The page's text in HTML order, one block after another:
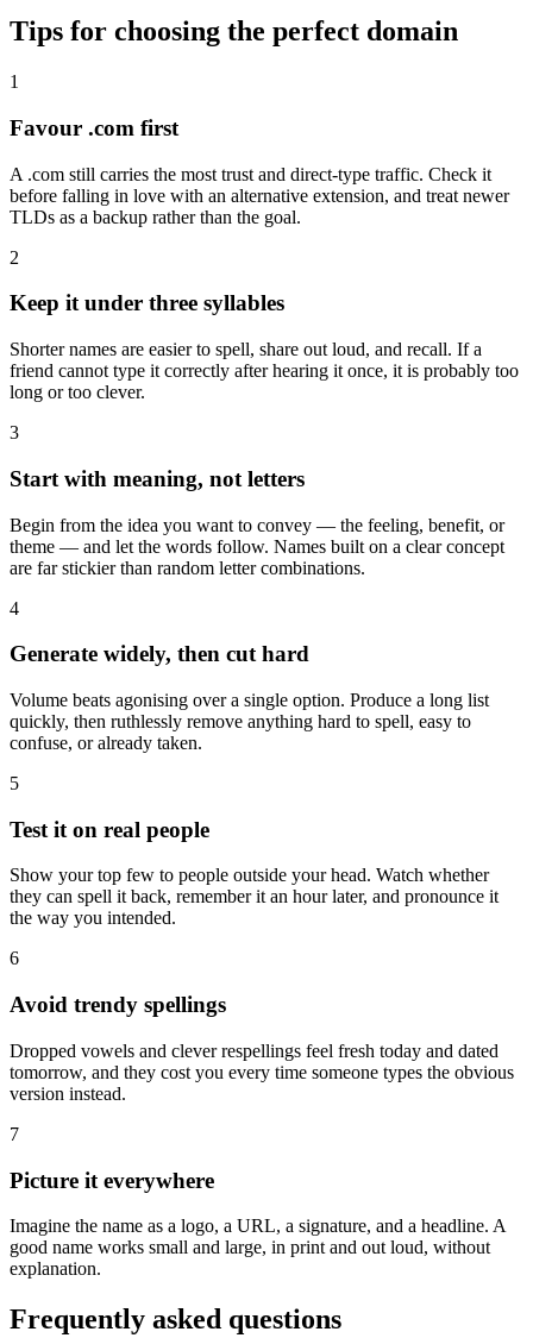
Tips for choosing the perfect domain
1
Favour .com first
A .com still carries the most trust and direct-type traffic. Check it
before falling in love with an alternative extension, and treat newer
TLDs as a backup rather than the goal.
2
Keep it under three syllables
Shorter names are easier to spell, share out loud, and recall. If a
friend cannot type it correctly after hearing it once, it is probably too
long or too clever.
3
Start with meaning, not letters
Begin from the idea you want to convey — the feeling, benefit, or
theme — and let the words follow. Names built on a clear concept
are far stickier than random letter combinations.
4
Generate widely, then cut hard
Volume beats agonising over a single option. Produce a long list
quickly, then ruthlessly remove anything hard to spell, easy to
confuse, or already taken.
5
Test it on real people
Show your top few to people outside your head. Watch whether
they can spell it back, remember it an hour later, and pronounce it
the way you intended.
6
Avoid trendy spellings
Dropped vowels and clever respellings feel fresh today and dated
tomorrow, and they cost you every time someone types the obvious
version instead.
7
Picture it everywhere
Imagine the name as a logo, a URL, a signature, and a headline. A
good name works small and large, in print and out loud, without
explanation.
Frequently asked questions